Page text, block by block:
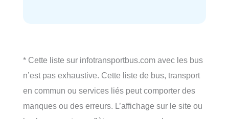
* Cette liste sur infotransportbus.com avec les bus
n’est pas exhaustive. Cette liste de bus, transport
en commun ou services liés peut comporter des
manques ou des erreurs. L’affichage sur le site ou